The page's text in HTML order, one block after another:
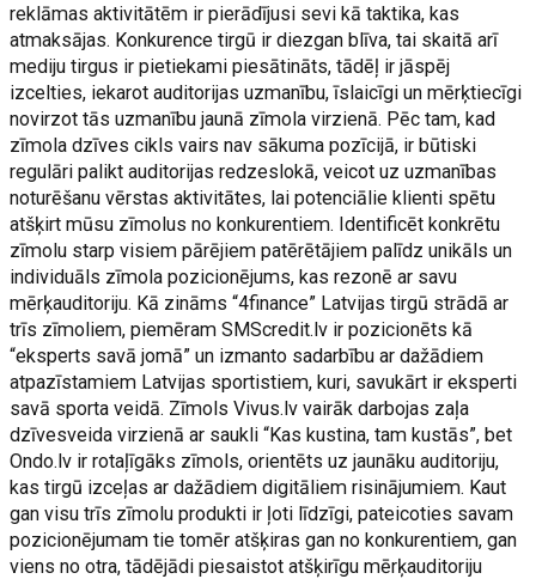
reklāmas aktivitātēm ir pierādījusi sevi kā taktika, kas
atmaksājas. Konkurence tirgū ir diezgan blīva, tai skaitā arī
mediju tirgus ir pietiekami piesātināts, tādēļ ir jāspēj
izcelties, iekarot auditorijas uzmanību, īslaicīgi un mērķtiecīgi
novirzot tās uzmanību jaunā zīmola virzienā. Pēc tam, kad
zīmola dzīves cikls vairs nav sākuma pozīcijā, ir būtiski
regulāri palikt auditorijas redzeslokā, veicot uz uzmanības
noturēšanu vērstas aktivitātes, lai potenciālie klienti spētu
atšķirt mūsu zīmolus no konkurentiem. Identificēt konkrētu
zīmolu starp visiem pārējiem patērētājiem palīdz unikāls un
individuāls zīmola pozicionējums, kas rezonē ar savu
mērķauditoriju. Kā zināms “4finance” Latvijas tirgū strādā ar
trīs zīmoliem, piemēram SMScredit.lv ir pozicionēts kā
“eksperts savā jomā” un izmanto sadarbību ar dažādiem
atpazīstamiem Latvijas sportistiem, kuri, savukārt ir eksperti
savā sporta veidā. Zīmols Vivus.lv vairāk darbojas zaļa
dzīvesveida virzienā ar saukli “Kas kustina, tam kustās”, bet
Ondo.lv ir rotaļīgāks zīmols, orientēts uz jaunāku auditoriju,
kas tirgū izceļas ar dažādiem digitāliem risinājumiem. Kaut
gan visu trīs zīmolu produkti ir ļoti līdzīgi, pateicoties savam
pozicionējumam tie tomēr atšķiras gan no konkurentiem, gan
viens no otra, tādējādi piesaistot atšķirīgu mērķauditoriju